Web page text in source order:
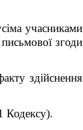
учасниками
згоди
здійснення
Кодексу).